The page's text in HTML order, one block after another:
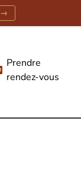
→
Prendre
rendez-vous